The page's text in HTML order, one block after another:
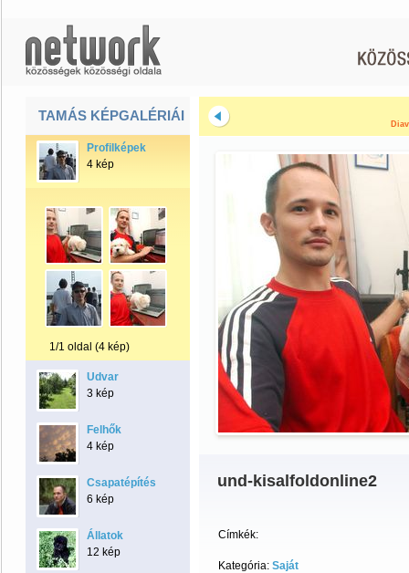
TAMÁS KÉPGALÉRIÁI
Profilképek
4 kép
1/1 oldal (4 kép)
Udvar
3 kép
Felhők
4 kép
Csapatépítés
6 kép
Állatok
12 kép
und-kisalfoldonline2
Címkék:
Kategória: Saját